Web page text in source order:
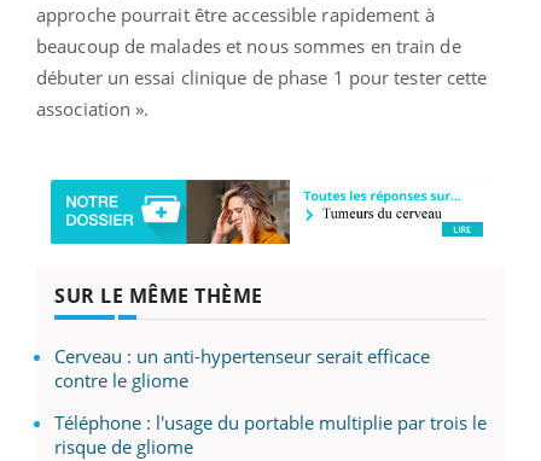
approche pourrait être accessible rapidement à
beaucoup de malades et nous sommes en train de
débuter un essai clinique de phase 1 pour tester cette
association ».
SUR LE MÊME THÈME
Cerveau : un anti-hypertenseur serait efficace
contre le gliome
Téléphone : l'usage du portable multiplie par trois le
risque de gliome